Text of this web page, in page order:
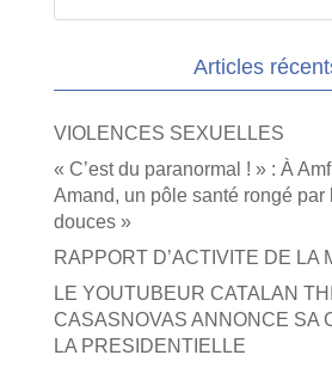
Articles
VIOLENCES SEXUELLES
« C’est du paranormal ! » : À
Amand, un pôle santé rongé par
douces »
RAPPORT D’ACTIVITE DE LA
LE YOUTUBEUR CATALAN
CASASNOVAS ANNONCE SA
LA PRESIDENTIELLE